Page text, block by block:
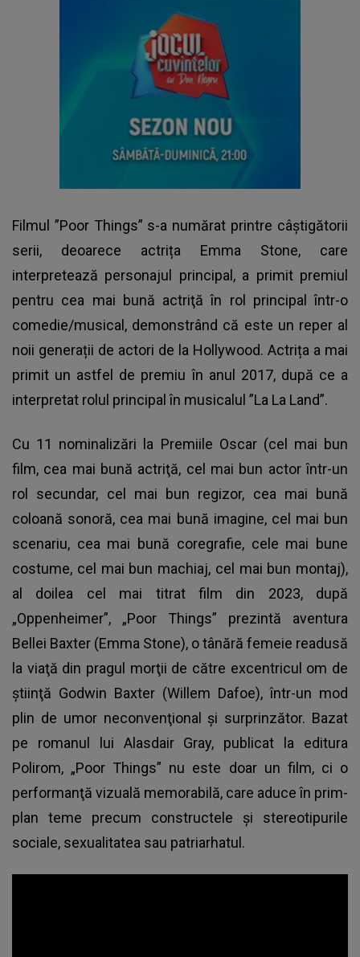
Filmul ”Poor Things” s-a numărat printre câștigătorii
serii, deoarece actrița Emma Stone, care
interpretează personajul principal, a primit premiul
pentru cea mai bună actriţă în rol principal într-o
comedie/musical, demonstrând că este un reper al
noii generații de actori de la Hollywood. Actrița a mai
primit un astfel de premiu în anul 2017, după ce a
interpretat rolul principal în musicalul ”La La Land”.
Cu 11 nominalizări la Premiile Oscar (cel mai bun
film, cea mai bună actriţă, cel mai bun actor într-un
rol secundar, cel mai bun regizor, cea mai bună
coloană sonoră, cea mai bună imagine, cel mai bun
scenariu, cea mai bună coregrafie, cele mai bune
costume, cel mai bun machiaj, cel mai bun montaj),
al doilea cel mai titrat film din 2023, după
„Oppenheimer”, „Poor Things” prezintă aventura
Bellei Baxter (Emma Stone), o tânără femeie readusă
la viaţă din pragul morţii de către excentricul om de
ştiinţă Godwin Baxter (Willem Dafoe), într-un mod
plin de umor neconvenţional şi surprinzător. Bazat
pe romanul lui Alasdair Gray, publicat la editura
Polirom, „Poor Things” nu este doar un film, ci o
performanţă vizuală memorabilă, care aduce în prim-
plan teme precum constructele şi stereotipurile
sociale, sexualitatea sau patriarhatul.